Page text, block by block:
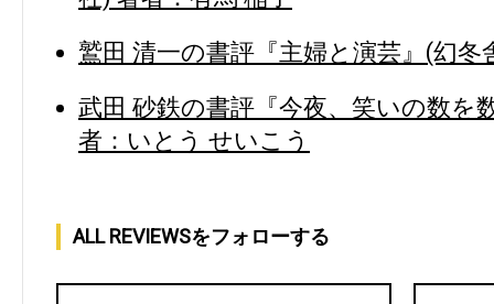
鷲田 清一の書評『主婦と演芸』(幻冬
武田 砂鉄の書評『今夜、笑いの数を
者：いとう せいこう
ALL REVIEWSをフォローする